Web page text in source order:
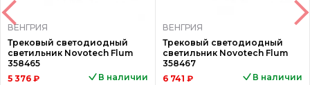
ВЕНГРИЯ
Трековый светодиодный
светильник Novotech Flum
358465
5 376 ₽
В наличии
ВЕНГРИЯ
Трековый светодиодный
светильник Novotech Flum
358467
6 741 ₽
В наличии